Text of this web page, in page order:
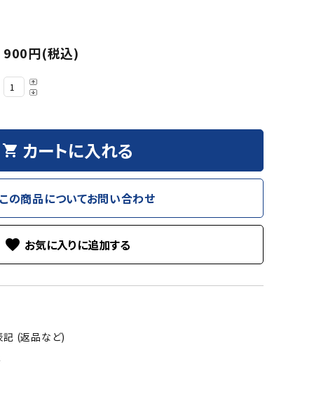
900円(税込)
shopping_cart カートに入れる
この商品についてお問い合わせ
favorite
記 (返品など)